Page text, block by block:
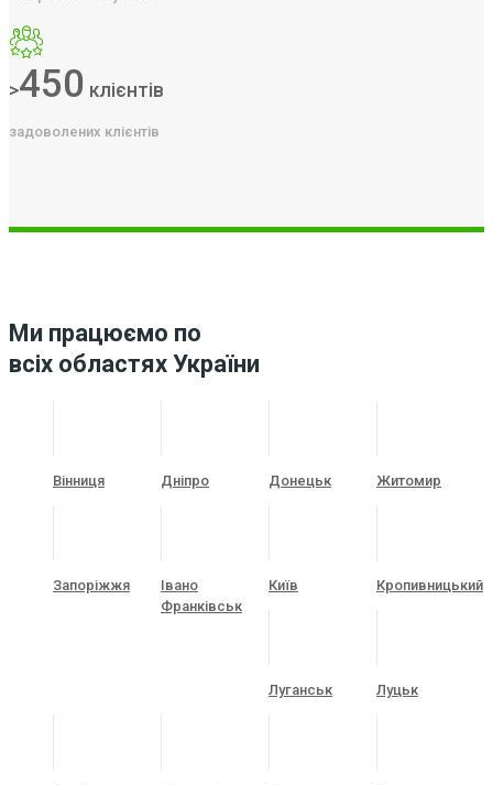
>450 клієнтів
задоволених клієнтів
Ми працюємо по
всіх областях України
Вінниця Дніпро Донецьк Житомир
Запоріжжя
Івано
Франківськ
Київ Кропивницький
Луганськ Луцьк